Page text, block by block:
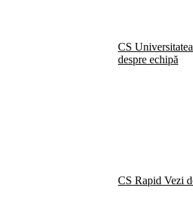
CS
despre echipă
CS Rapid Vezi